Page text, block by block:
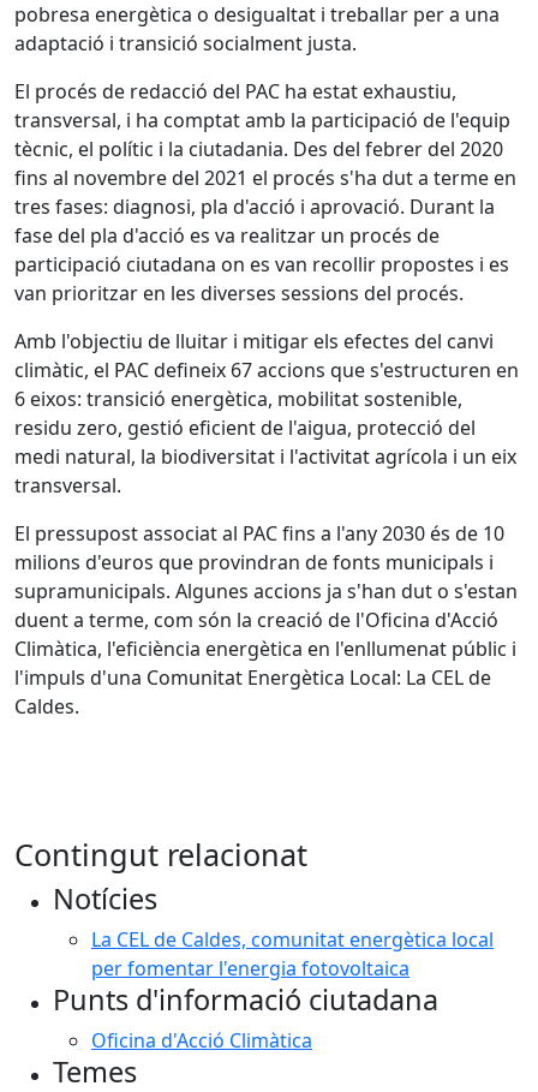
pobresa energètica o desigualtat i treballar per a una
adaptació i transició socialment justa.
El procés de redacció del PAC ha estat exhaustiu,
transversal, i ha comptat amb la participació de l'equip
tècnic, el polític i la ciutadania. Des del febrer del 2020
fins al novembre del 2021 el procés s'ha dut a terme en
tres fases: diagnosi, pla d'acció i aprovació. Durant la
fase del pla d'acció es va realitzar un procés de
participació ciutadana on es van recollir propostes i es
van prioritzar en les diverses sessions del procés.
Amb l'objectiu de lluitar i mitigar els efectes del canvi
climàtic, el PAC defineix 67 accions que s'estructuren en
6 eixos: transició energètica, mobilitat sostenible,
residu zero, gestió eficient de l'aigua, protecció del
medi natural, la biodiversitat i l'activitat agrícola i un eix
transversal.
El pressupost associat al PAC fins a l'any 2030 és de 10
milions d'euros que provindran de fonts municipals i
supramunicipals. Algunes accions ja s'han dut o s'estan
duent a terme, com són la creació de l'Oficina d'Acció
Climàtica, l'eficiència energètica en l'enllumenat públic i
l'impuls d'una Comunitat Energètica Local: La CEL de
Caldes.
Contingut relacionat
Notícies
La CEL de Caldes, comunitat energètica local
per fomentar l'energia fotovoltaica
Punts d'informació ciutadana
Oficina d'Acció Climàtica
Temes